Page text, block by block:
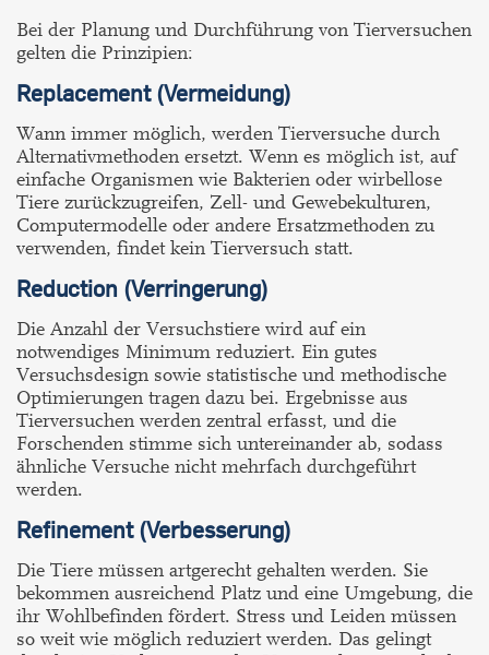
Bei der Planung und Durchführung von Tierversuchen
gelten die Prinzipien:
Replacement (Vermeidung)
Wann immer möglich, werden Tierversuche durch
Alternativmethoden ersetzt. Wenn es möglich ist, auf
einfache Organismen wie Bakterien oder wirbellose
Tiere zurückzugreifen, Zell- und Gewebekulturen,
Computermodelle oder andere Ersatzmethoden zu
verwenden, findet kein Tierversuch statt.
Reduction (Verringerung)
Die Anzahl der Versuchstiere wird auf ein
notwendiges Minimum reduziert. Ein gutes
Versuchsdesign sowie statistische und methodische
Optimierungen tragen dazu bei. Ergebnisse aus
Tierversuchen werden zentral erfasst, und die
Forschenden stimme sich untereinander ab, sodass
ähnliche Versuche nicht mehrfach durchgeführt
werden.
Refinement (Verbesserung)
Die Tiere müssen artgerecht gehalten werden. Sie
bekommen ausreichend Platz und eine Umgebung, die
ihr Wohlbefinden fördert. Stress und Leiden müssen
so weit wie möglich reduziert werden. Das gelingt